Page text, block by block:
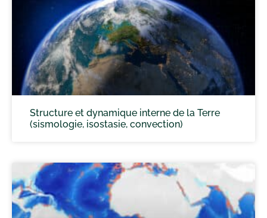
Structure et dynamique interne de la Terre
(sismologie, isostasie, convection)